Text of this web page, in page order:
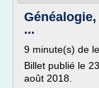
...
9 minute(s) de
Billet publié le
août 2018.